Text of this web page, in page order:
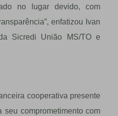
no lugar devido, com
enfatizou Ivan
Sicredi União MS/TO e
cooperativa presente
seu comprometimento com